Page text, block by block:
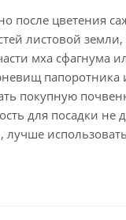
после цветения
листовой земли,
мха сфагнума
папоротника
покупную
для посадки не
лучше